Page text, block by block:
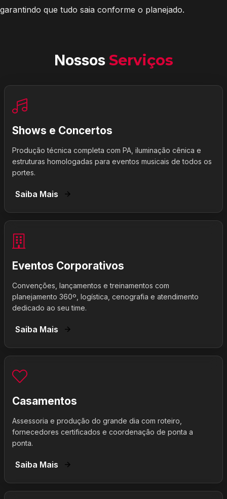
garantindo que tudo saia conforme o planejado.
Nossos Serviços
Shows e Concertos
Produção técnica completa com PA, iluminação cênica e
estruturas homologadas para eventos musicais de todos os
portes.
Saiba Mais
Eventos Corporativos
Convenções, lançamentos e treinamentos com
planejamento 360º, logística, cenografia e atendimento
dedicado ao seu time.
Saiba Mais
Casamentos
Assessoria e produção do grande dia com roteiro,
fornecedores certificados e coordenação de ponta a
ponta.
Saiba Mais